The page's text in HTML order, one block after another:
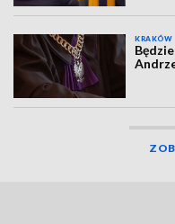
KRAKÓW